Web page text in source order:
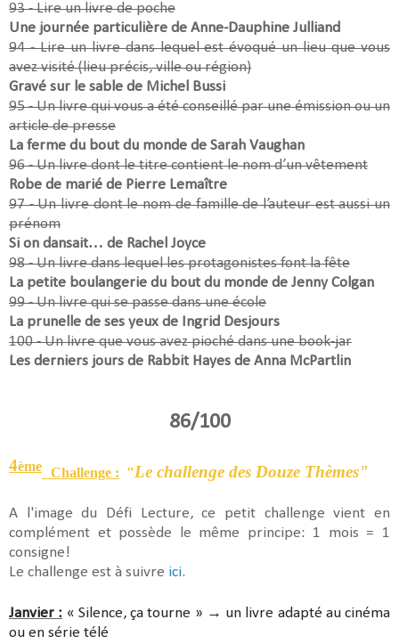
93 - Lire un livre de poche
Une journée particulière de Anne-Dauphine Julliand
94 - Lire un livre dans lequel est évoqué un lieu que vous
avez visité (lieu précis, ville ou région)
Gravé sur le sable de Michel Bussi
95 - Un livre qui vous a été conseillé par une émission ou un
article de presse
La ferme du bout du monde de Sarah Vaughan
96 - Un livre dont le titre contient le nom d’un vêtement
Robe de marié de Pierre Lemaître
97 - Un livre dont le nom de famille de l’auteur est aussi un
prénom
Si on dansait… de Rachel Joyce
98 - Un livre dans lequel les protagonistes font la fête
La petite boulangerie du bout du monde de Jenny Colgan
99 - Un livre qui se passe dans une école
La prunelle de ses yeux de Ingrid Desjours
100 - Un livre que vous avez pioché dans une book-jar
Les derniers jours de Rabbit Hayes de Anna McPartlin
86/100
4ème Challenge : "Le challenge des Douze Thèmes"
A l'image du Défi Lecture, ce petit challenge vient en
complément et possède le même principe: 1 mois = 1
consigne!
Le challenge est à suivre ici.
Janvier : « Silence, ça tourne » → un livre adapté au cinéma
ou en série télé